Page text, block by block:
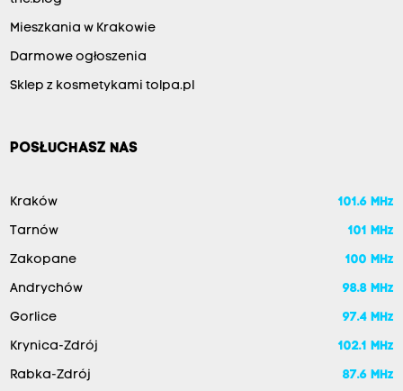
Mieszkania w Krakowie
Darmowe ogłoszenia
Sklep z kosmetykami tolpa.pl
POSŁUCHASZ NAS
Kraków 101.6 MHz
Tarnów 101 MHz
Zakopane 100 MHz
Andrychów 98.8 MHz
Gorlice 97.4 MHz
Krynica-Zdrój 102.1 MHz
Rabka-Zdrój 87.6 MHz